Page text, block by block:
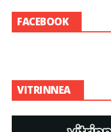
FACEBOOK
VITRINNEA